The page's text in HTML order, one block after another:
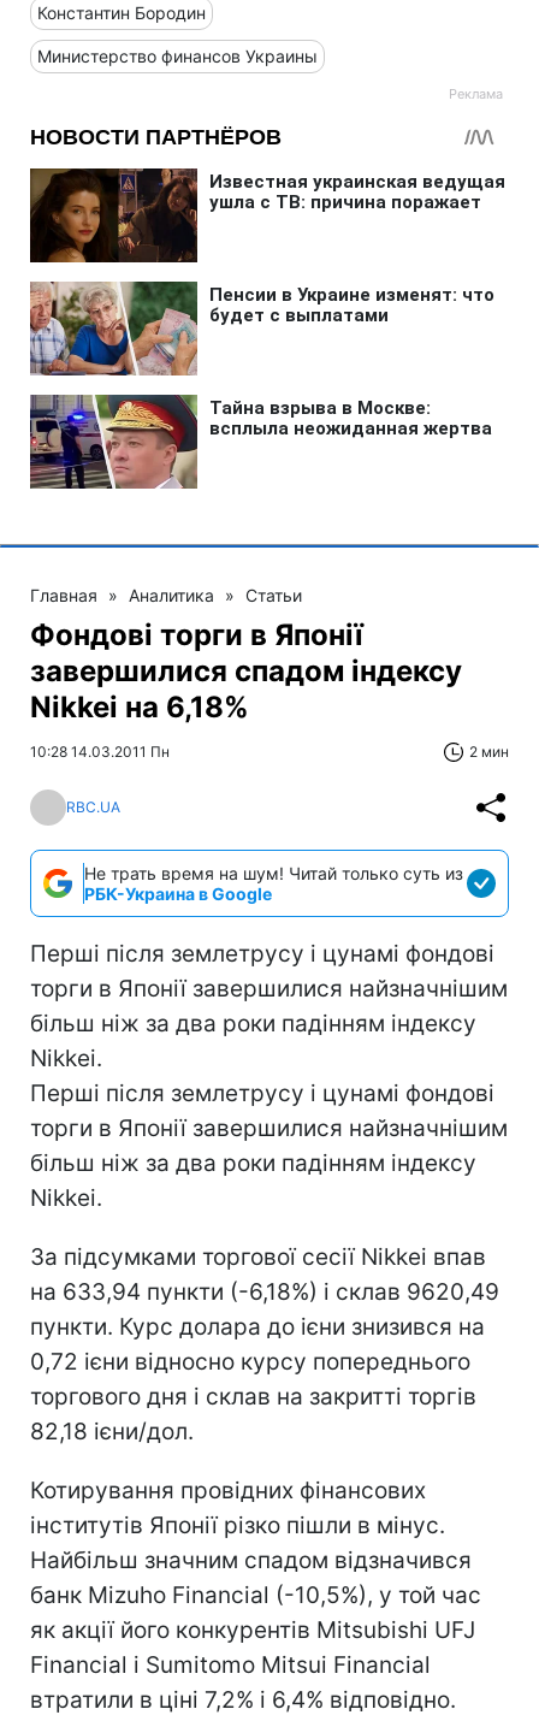
Константин Бородин
Министерство финансов Украины
Главная » Аналитика » Статьи
Фондові торги в Японії
завершилися спадом індексу
Nikkei на 6,18%
10:28 14.03.2011 Пн 2 мин
RBC.UA
Не трать время на шум! Читай только суть из
РБК-Украина в Google
Перші після землетрусу і цунамі фондові
торги в Японії завершилися найзначнішим
більш ніж за два роки падінням індексу
Nikkei.
Перші після землетрусу і цунамі фондові
торги в Японії завершилися найзначнішим
більш ніж за два роки падінням індексу
Nikkei.
За підсумками торгової сесії Nikkei впав
на 633,94 пункти (-6,18%) і склав 9620,49
пункти. Курс долара до ієни знизився на
0,72 ієни відносно курсу попереднього
торгового дня і склав на закритті торгів
82,18 ієни/дол.
Котирування провідних фінансових
інститутів Японії різко пішли в мінус.
Найбільш значним спадом відзначився
банк Mizuho Financial (-10,5%), у той час
як акції його конкурентів Mitsubishi UFJ
Financial і Sumitomo Mitsui Financial
втратили в ціні 7,2% і 6,4% відповідно.